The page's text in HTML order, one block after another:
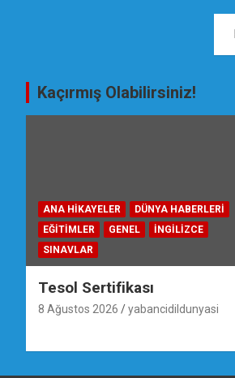
Kaçırmış Olabilirsiniz!
ANA HIKAYELER
DÜNYA HABERLERI
EĞİTİMLER
GENEL
İNGILIZCE
SINAVLAR
Tesol Sertifikası
8 Ağustos 2026 yabancidildunyasi